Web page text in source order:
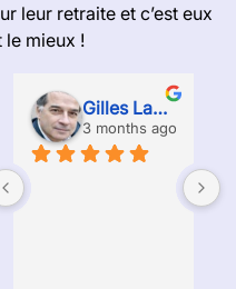
leur retraite et c’est eux
le mieux !
Gilles Labossiere
3 months ago